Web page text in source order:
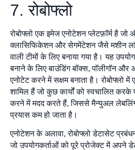
7. रोबोफ्लो
रोबोफ्लो एक इमेज एनोटेशन प्लेटफ़ॉर्म है
क्लासिफिकेशन और सेगमेंटेशन जैसे मशीन
वाली टीमों के लिए बनाया गया है। यह
बनाने के लिए बाउंडिंग बॉक्स, पॉलीगॉन
एनोटेट करने में सक्षम बनाता है। रोबोफ्लो में
शामिल हैं जो कुछ कार्यों को स्वचालित
करने में मदद करते हैं, जिससे मैन्युअल
प्रयास कम हो जाता है।
एनोटेशन के अलावा, रोबोफ्लो डेटासेट
जो उपयोगकर्ताओं को पूरे प्रोजेक्ट में अपने